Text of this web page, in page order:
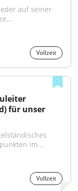
auf seiner
Vollzeit
für unser
im...
Vollzeit